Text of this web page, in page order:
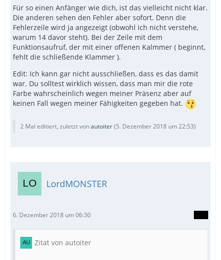
Für so einen Anfänger wie dich, ist das vielleicht nicht klar.
Die anderen sehen den Fehler aber sofort. Denn die
Fehlerzeile wird ja angezeigt (obwohl ich nicht verstehe,
warum 14 davor steht). Bei der Zeile mit dem
Funktionsaufruf, der mit einer offenen Kalmmer ( beginnt,
fehlt die schließende Klammer ).
Edit: Ich kann gar nicht ausschließen, dass es das damit
war. Du solltest wirklich wissen, dass man mir die rote
Farbe wahrscheinlich wegen meiner Präsenz aber auf
keinen Fall wegen meiner Fähigkeiten gegeben hat.
2 Mal editiert, zuletzt vonautoiter(5. Dezember 2018 um 22:53)
LordMONSTER
6. Dezember 2018 um 06:30
Zitat von autoiter